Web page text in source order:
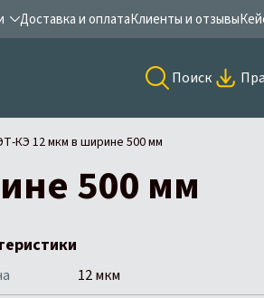
Доставка и оплатаКлиенты и отзывы
Поиск
КЭ 12 мкм в ширине 500 мм
500 мм
12 мкм